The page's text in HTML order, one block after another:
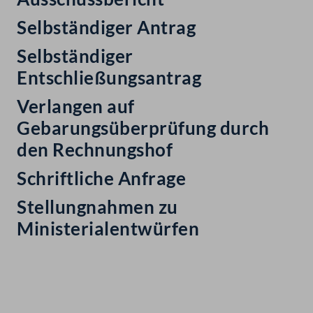
Selbständiger Antrag
Selbständiger
Entschließungsantrag
Verlangen auf
Gebarungsüberprüfung durch
den Rechnungshof
Schriftliche Anfrage
Stellungnahmen zu
Ministerialentwürfen